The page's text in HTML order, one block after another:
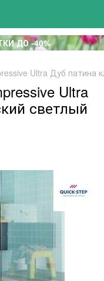
ДО -40%
Ultra Дуб патина
Ultra
светлый